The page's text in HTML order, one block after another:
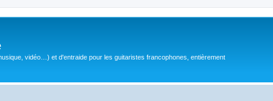
vidéo…) et d'entraide pour les guitaristes francophones, entièrement